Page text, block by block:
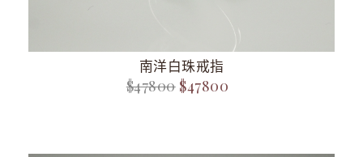
南洋白珠戒指
$47800 $47800